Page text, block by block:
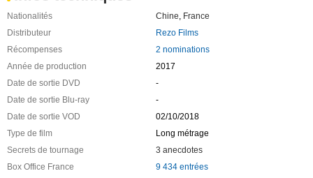
Nationalités Chine, France
Distributeur
Rezo Films
Récompenses
2 nominations
Année de production
2017
Date de sortie DVD
-
Date de sortie Blu-ray
-
Date de sortie VOD
02/10/2018
Type de film
Long métrage
Secrets de tournage
3 anecdotes
Box Office France
9 434 entrées